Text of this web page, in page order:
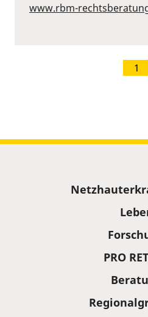
www.rbm-
1
PRO